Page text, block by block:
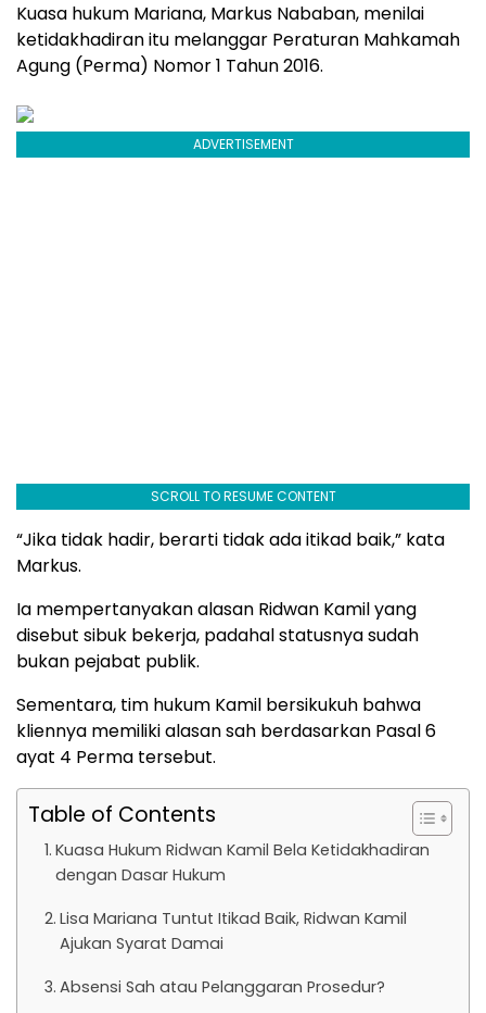
Kuasa hukum Mariana, Markus Nababan, menilai
ketidakhadiran itu melanggar Peraturan Mahkamah
Agung (Perma) Nomor 1 Tahun 2016.
ADVERTISEMENT
SCROLL TO RESUME CONTENT
“Jika tidak hadir, berarti tidak ada itikad baik,” kata
Markus.
Ia mempertanyakan alasan Ridwan Kamil yang
disebut sibuk bekerja, padahal statusnya sudah
bukan pejabat publik.
Sementara, tim hukum Kamil bersikukuh bahwa
kliennya memiliki alasan sah berdasarkan Pasal 6
ayat 4 Perma tersebut.
Table of Contents
Kuasa Hukum Ridwan Kamil Bela Ketidakhadiran
dengan Dasar Hukum
Lisa Mariana Tuntut Itikad Baik, Ridwan Kamil
Ajukan Syarat Damai
Absensi Sah atau Pelanggaran Prosedur?